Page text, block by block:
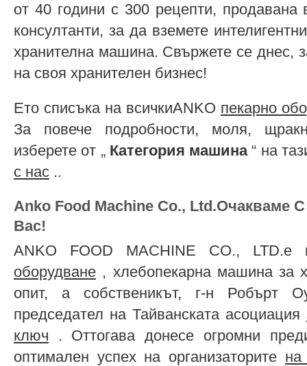
от 40 години с 300 рецепти,
консултанти, за да вземете
хранителна машина. Свържете се днес,
на своя хранителен бизнес!
Ето списъка на всичкиANKO пекарно
За повече подробности, моля,
изберете от „ Категория машина“ на
с нас ..
Anko Food Machine Co., Ltd.Очакваме
Вас!
ANKO FOOD MACHINE CO., LTD.е
оборудване , хлебопекарна машина за
опит, а собственикът, г-н Робърт
председател на Тайванската асоциация
ключ . Оттогава донесе огромни
оптимален успех на организаторите на